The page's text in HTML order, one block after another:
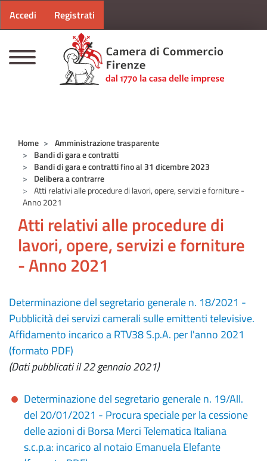
Menu profilo utente
Accedi Registrati
Home
Amministrazione trasparente
Bandi di gara e contratti
Bandi di gara e contratti fino al 31 dicembre 2023
Delibera a contrarre
Atti relativi alle procedure di lavori, opere, servizi e forniture -
Anno 2021
Atti relativi alle procedure di
lavori, opere, servizi e forniture
- Anno 2021
Determinazione del segretario generale n. 18/2021 -
Pubblicità dei servizi camerali sulle emittenti televisive.
Affidamento incarico a RTV38 S.p.A. per l'anno 2021
(formato PDF)
(Dati pubblicati il 22 gennaio 2021)
Determinazione del segretario generale n. 19/All.
del 20/01/2021 - Procura speciale per la cessione
delle azioni di Borsa Merci Telematica Italiana
s.c.p.a: incarico al notaio Emanuela Elefante